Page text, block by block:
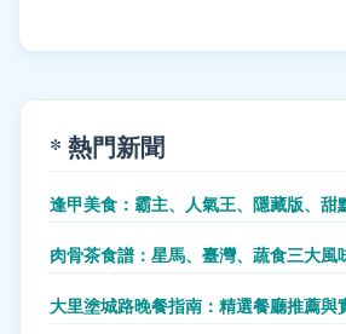
* 熱門新聞
逢甲美食：霸主、人氣王、隱藏版、甜
肉骨茶食譜：星馬、臺灣、蔬食三大風
大里塗城路晚餐指南：精選餐廳推薦與